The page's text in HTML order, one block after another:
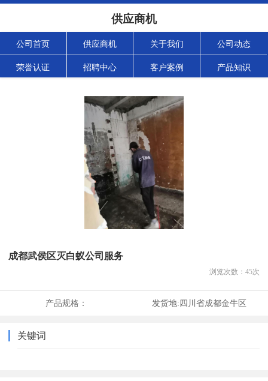
供应商机
公司首页 供应商机 关于我们 公司动态
荣誉认证 招聘中心 客户案例 产品知识
成都武侯区灭白蚁公司服务
浏览次数： 45次
产品规格： 发货地:四川省成都金牛区
关键词